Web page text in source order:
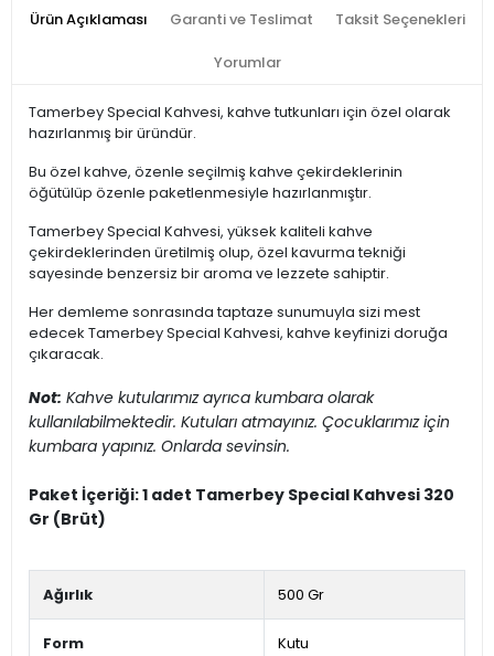
Ürün Açıklaması Garanti ve Teslimat Taksit Seçenekleri
Yorumlar
Tamerbey Special Kahvesi, kahve tutkunları için özel olarak
hazırlanmış bir üründür.
Bu özel kahve, özenle seçilmiş kahve çekirdeklerinin
öğütülüp özenle paketlenmesiyle hazırlanmıştır.
Tamerbey Special Kahvesi, yüksek kaliteli kahve
çekirdeklerinden üretilmiş olup, özel kavurma tekniği
sayesinde benzersiz bir aroma ve lezzete sahiptir.
Her demleme sonrasında taptaze sunumuyla sizi mest
edecek Tamerbey Special Kahvesi, kahve keyfinizi doruğa
çıkaracak.
Not: Kahve kutularımız ayrıca kumbara olarak
kullanılabilmektedir. Kutuları atmayınız. Çocuklarımız için
kumbara yapınız. Onlarda sevinsin.
Paket İçeriği: 1 adet Tamerbey Special Kahvesi 320
Gr (Brüt)
Ağırlık 500 Gr
Form Kutu